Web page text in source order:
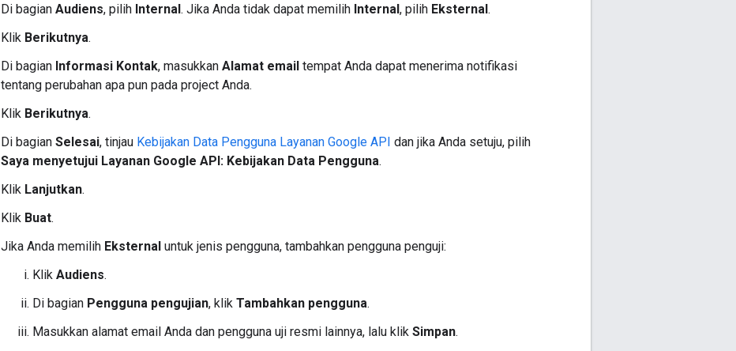
Di bagian Audiens, pilih Internal. Jika Anda tidak dapat memilih Internal, pilih Eksternal.
Klik Berikutnya.
Di bagian Informasi Kontak, masukkan Alamat email tempat Anda dapat menerima notifikasi
tentang perubahan apa pun pada project Anda.
Klik Berikutnya.
Di bagian Selesai, tinjau Kebijakan Data Pengguna Layanan Google API dan jika Anda setuju, pilih
Saya menyetujui Layanan Google API: Kebijakan Data Pengguna.
Klik Lanjutkan.
Klik Buat.
Jika Anda memilih Eksternal untuk jenis pengguna, tambahkan pengguna penguji:
Klik Audiens.
Di bagian Pengguna pengujian, klik Tambahkan pengguna.
Masukkan alamat email Anda dan pengguna uji resmi lainnya, lalu klik Simpan.